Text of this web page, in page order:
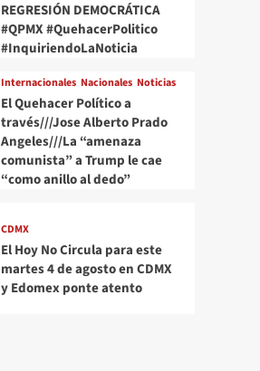
REGRESIÓN DEMOCRÁTICA
#QPMX #QuehacerPolitico
#InquiriendoLaNoticia
Internacionales Nacionales Noticias
El Quehacer Político a
través///Jose Alberto Prado
Angeles///La “amenaza
comunista” a Trump le cae
“como anillo al dedo”
CDMX
El Hoy No Circula para este
martes 4 de agosto en CDMX
y Edomex ponte atento